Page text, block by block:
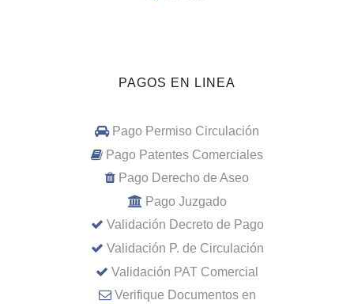
PAGOS EN LINEA
Pago Permiso Circulación
Pago Patentes Comerciales
Pago Derecho de Aseo
Pago Juzgado
Validación Decreto de Pago
Validación P. de Circulación
Validación PAT Comercial
Verifique Documentos en